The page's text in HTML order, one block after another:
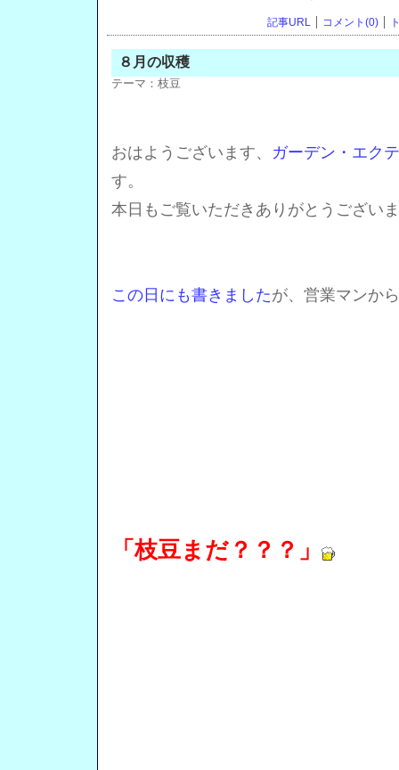
記事URL コメント(0)
８月の収穫
テーマ： 枝豆
おはようございます、 ガーデン・エク
す。
本日もご覧いただきありがとうござい
この日にも書きましたが、営業マンか
「枝豆まだ？？？」